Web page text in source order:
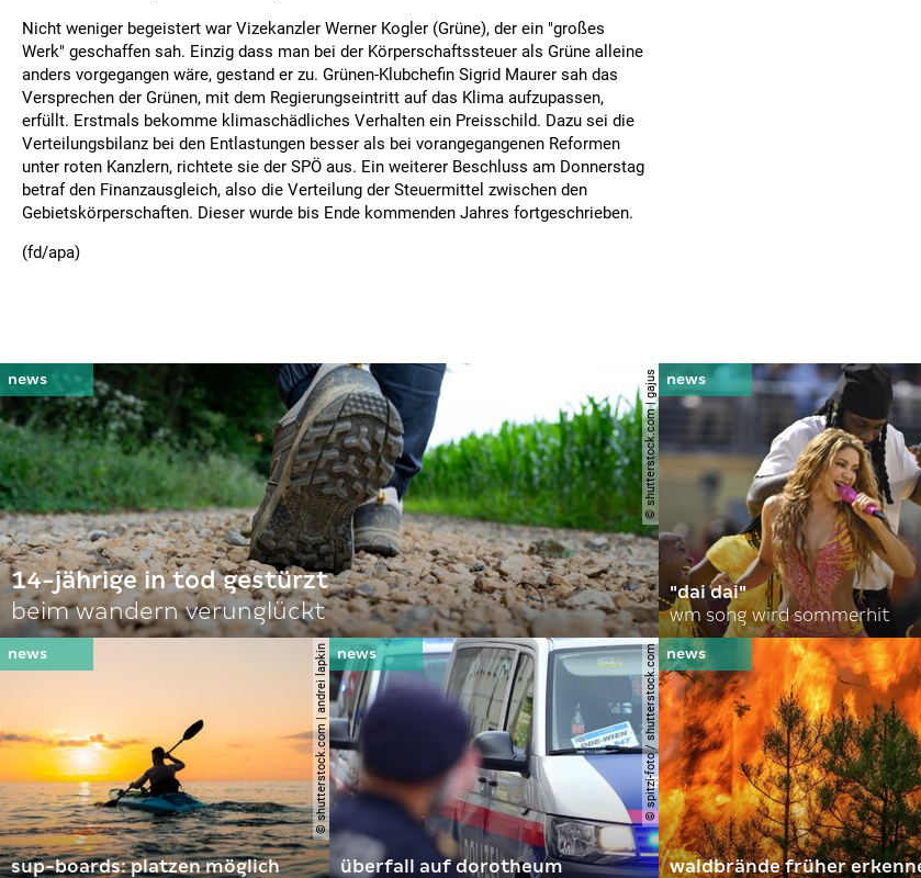
Nicht weniger begeistert war Vizekanzler Werner Kogler (Grüne), der ein "großes
Werk" geschaffen sah. Einzig dass man bei der Körperschaftssteuer als Grüne alleine
anders vorgegangen wäre, gestand er zu. Grünen-Klubchefin Sigrid Maurer sah das
Versprechen der Grünen, mit dem Regierungseintritt auf das Klima aufzupassen,
erfüllt. Erstmals bekomme klimaschädliches Verhalten ein Preisschild. Dazu sei die
Verteilungsbilanz bei den Entlastungen besser als bei vorangegangenen Reformen
unter roten Kanzlern, richtete sie der SPÖ aus. Ein weiterer Beschluss am Donnerstag
betraf den Finanzausgleich, also die Verteilung der Steuermittel zwischen den
Gebietskörperschaften. Dieser wurde bis Ende kommenden Jahres fortgeschrieben.
(fd/apa)
© shutterstock.com | gajus
14-jährige in tod gestürzt
beim wandern verunglückt
"dai dai"
wm song wird sommerhit
© shutterstock.com | andrei lapkin
sup-boards: platzen möglich
© spitzi-foto / shutterstock.com
überfall auf dorotheum
waldbrände früher